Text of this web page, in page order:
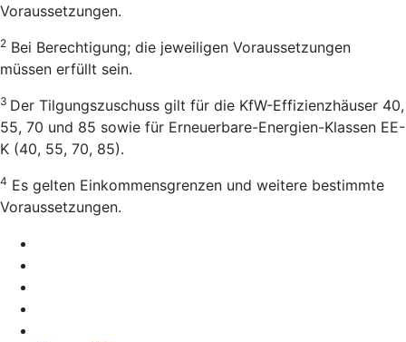
Voraussetzungen.
2 Bei Berechtigung; die jeweiligen Voraussetzungen
müssen erfüllt sein.
3 Der Tilgungszuschuss gilt für die KfW-Effizienzhäuser 40,
55, 70 und 85 sowie für Erneuerbare-Energien-Klassen EE-
K (40, 55, 70, 85).
4 Es gelten Einkommensgrenzen und weitere bestimmte
Voraussetzungen.